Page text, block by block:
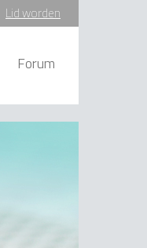
Lid worden
Forum